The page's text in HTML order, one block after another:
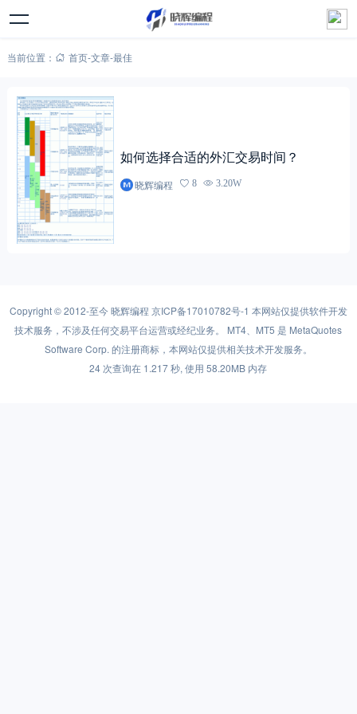
当前位置： 首页-文章-最佳
如何选择合适的外汇交易时间？
晓辉编程 8 3.20W
Copyright © 2012-至今晓辉编程 京ICP备17010782号-1 本网站仅提供软件开发
技术服务，不涉及任何交易平台运营或经纪业务。 MT4、MT5 是 MetaQuotes
Software Corp. 的注册商标，本网站仅提供相关技术开发服务。
24 次查询在 1.217 秒, 使用 58.20MB 内存